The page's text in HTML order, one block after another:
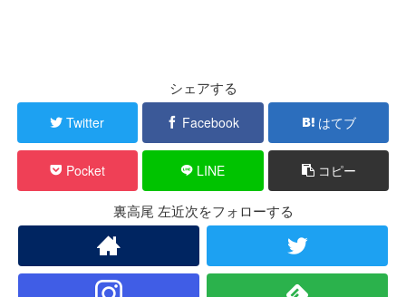
シェアする
Twitter Facebook はてブ
Pocket LINE コピー
裏高尾 左近次をフォローする